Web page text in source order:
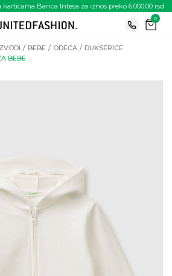
Banca Intesa za iznos preko 6.000.00 rsd
0
BEBE ODEĆA
DUKSERICE
BEBE